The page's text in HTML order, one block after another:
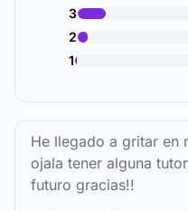
3
2
1
He llegado a gritar en
ojala tener alguna
futuro gracias!!